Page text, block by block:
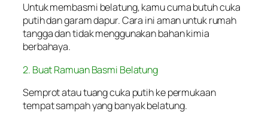
Untuk membasmi belatung, kamu cuma butuh cuka
putih dan garam dapur. Cara ini aman untuk rumah
tangga dan tidak menggunakan bahan kimia
berbahaya.
2. Buat Ramuan Basmi Belatung
Semprot atau tuang cuka putih ke permukaan
tempat sampah yang banyak belatung.